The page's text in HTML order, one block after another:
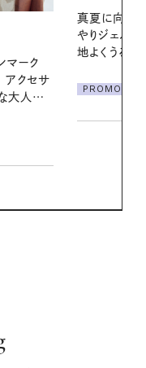
節に心
お出かけ前
の一日。汗ば
に過ごす私
PROMOTION